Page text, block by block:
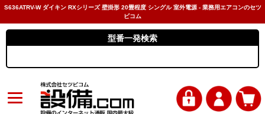
S636ATRV-W ダイキン RXシリーズ 壁掛形 20畳程度 シングル 室外電源 - 業務用エアコンのセツ
ビコム
型番一発検索